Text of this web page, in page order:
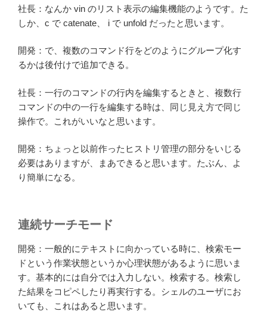
社長：なんか vin のリスト表示の編集機能のようです。た
しか、c で catenate、 i で unfold だったと思います。
開発：で、複数のコマンド行をどのようにグループ化す
るかは後付けで追加できる。
社長：一行のコマンドの行内を編集するときと、複数行
コマンドの中の一行を編集する時は、同じ見え方で同じ
操作で。これがいいなと思います。
開発：ちょっと以前作ったヒストリ管理の部分をいじる
必要はありますが、まあできると思います。たぶん、よ
り簡単になる。
連続サーチモード
開発：一般的にテキストに向かっている時に、検索モー
ドという作業状態というか心理状態があるように思いま
す。基本的には自分では入力しない。検索する。検索し
た結果をコピペしたり再実行する。シェルのユーザにお
いても、これはあると思います。